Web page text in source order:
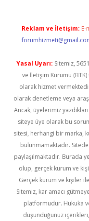
Reklam ve İletişim: E-
Yasal Uyarı: Sitemiz,
ve İletişim Kurumu (BTK)
olarak hizmet
olarak denetleme veya
Ancak, üyelerimiz
siteye üye olarak bu
sitesi, herhangi bir marka,
bulunmamaktadır. Sitede
paylaşılmaktadır. Burada
olup, gerçek kurum ve
Gerçek kurum ve kişiler
Sitemiz, kar amacı
platformudur. Hukuka
düşündüğünüz içerikleri,